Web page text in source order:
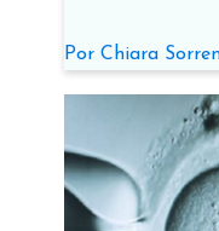
Por Chiara